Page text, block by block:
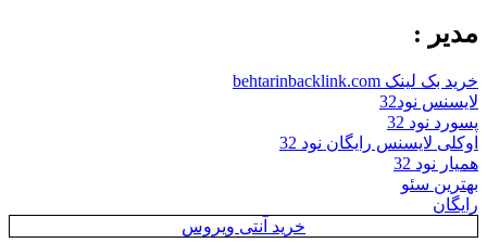
مدیر :
خرید بک لینک behtarinbacklink.com
لایسنس نود32
پسورد نود 32
اوکلی لایسنس رایگان نود 32
همیار نود 32
بهترین سئو
رایگان
خرید آنتی ویروس